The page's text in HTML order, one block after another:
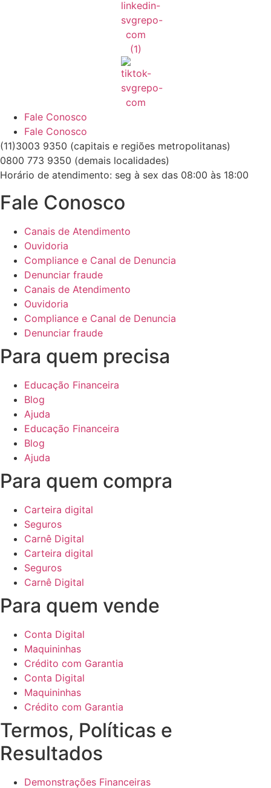
Fale Conosco
Fale Conosco
(11)3003 9350 (capitais e regiões metropolitanas)
0800 773 9350 (demais localidades)
Horário de atendimento: seg à sex das 08:00 às 18:00
Fale Conosco
Canais de Atendimento
Ouvidoria
Compliance e Canal de Denuncia
Denunciar fraude
Canais de Atendimento
Ouvidoria
Compliance e Canal de Denuncia
Denunciar fraude
Para quem precisa
Educação Financeira
Blog
Ajuda
Educação Financeira
Blog
Ajuda
Para quem compra
Carteira digital
Seguros
Carnê Digital
Carteira digital
Seguros
Carnê Digital
Para quem vende
Conta Digital
Maquininhas
Crédito com Garantia
Conta Digital
Maquininhas
Crédito com Garantia
Termos, Políticas e
Resultados
Demonstrações Financeiras